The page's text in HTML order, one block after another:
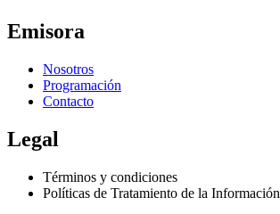
Emisora
Nosotros
Programación
Contacto
Legal
Términos y condiciones
Políticas de Tratamiento de la Información